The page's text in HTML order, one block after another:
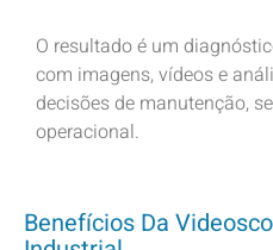
O resultado é um
com imagens, vídeos e
decisões de manutenção,
operacional.
Benefícios Da